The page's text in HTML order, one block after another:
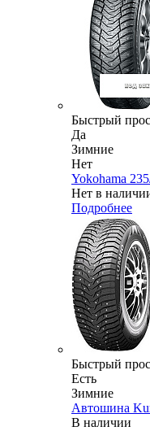
Быстрый
Да
Зимние
Нет
Yokohama
Нет в
Подробнее
Быстрый
Есть
Зимние
Автошина
В наличии